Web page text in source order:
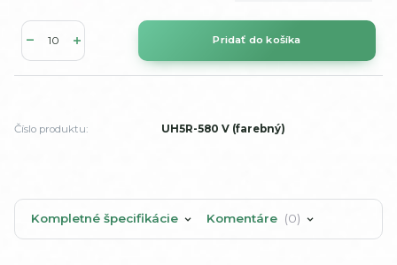
Pridať do košíka
Číslo produktu: UH5R-580 V (farebný)
Kompletné špecifikácie Komentáre 0